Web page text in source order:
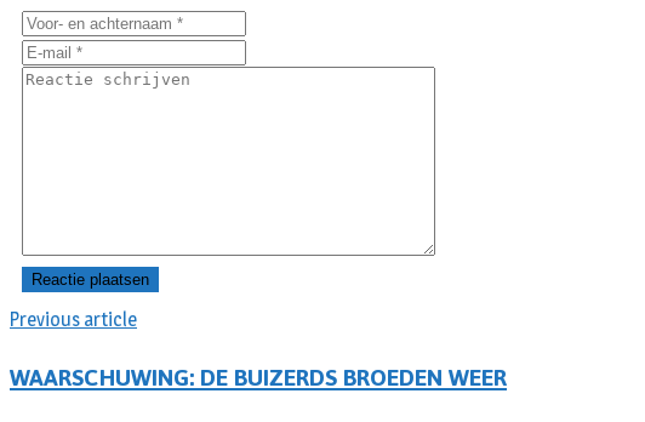
Previous article
WAARSCHUWING: DE BUIZERDS BROEDEN WEER